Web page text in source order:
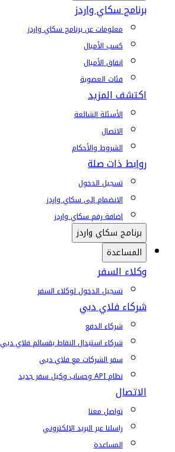
برنامج سكاي واردز
معلومات عن برنامج سكاي واردز
كسب الأميال
إنفاق الأميال
فئات العضوية
اكتشف المزيد
الأسئلة الشائعة
الاتصال
الشروط والأحكام
روابط ذات صلة
تسجيل الدخول
الانضمام إلى سكاي واردز
إضافة رقم سكاي واردز
برنامج سكاي واردز
المساعدة
وكلاء السفر
تسجيل الدخول لوكلاء السفر
شركاء فلاي دبي
شركاء الدفع
شركاء استبدال النقاط بقسائم فلاي دبي
سفر الشركات مع فلاي دبي
نظام API وحساب وكيل سفر جديد
الاتصال
تواصل معنا
راسلنا عبر البريد الإلكتروني
المساعدة